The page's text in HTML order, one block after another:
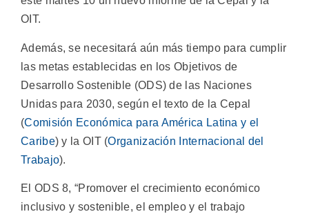
OIT.
Además, se necesitará aún más tiempo para cumplir
las metas establecidas en los Objetivos de
Desarrollo Sostenible (ODS) de las Naciones
Unidas para 2030, según el texto de la Cepal
(Comisión Económica para América Latina y el
Caribe) y la OIT (Organización Internacional del
Trabajo).
El ODS 8, “Promover el crecimiento económico
inclusivo y sostenible, el empleo y el trabajo